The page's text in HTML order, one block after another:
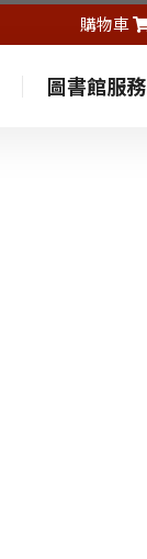
購物車
圖書館服務